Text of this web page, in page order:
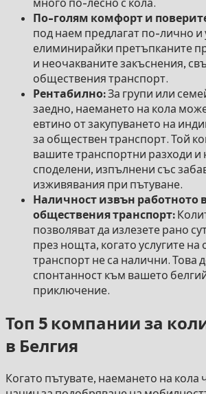
много по-лесно с кола.
По-голям комфорт и
под наем предлагат по-лично и
елиминирайки претъпканите
и неочакваните закъснения,
обществения транспорт.
Рентабилно:За групи или
заедно, наемането на кола
евтино от закупуването на
за обществен транспорт. Той
вашите транспортни разходи и
споделени, изпълнени със
изживявания при пътуване.
Наличност извън работното
обществения транспорт:
позволяват да излезете рано
през нощта, когато услугите
транспорт не са налични. Това
спонтанност към вашето
приключение.
Топ 5 компании за
в Белгия
Когато пътувате, наемането на кола